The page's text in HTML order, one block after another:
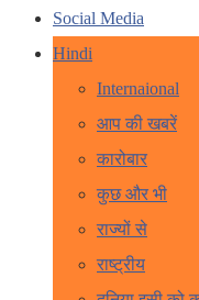
Social Media
Hindi
Internaional
आप की खबरें
कारोबार
कुछ और भी
राज्यों से
राष्ट्रीय